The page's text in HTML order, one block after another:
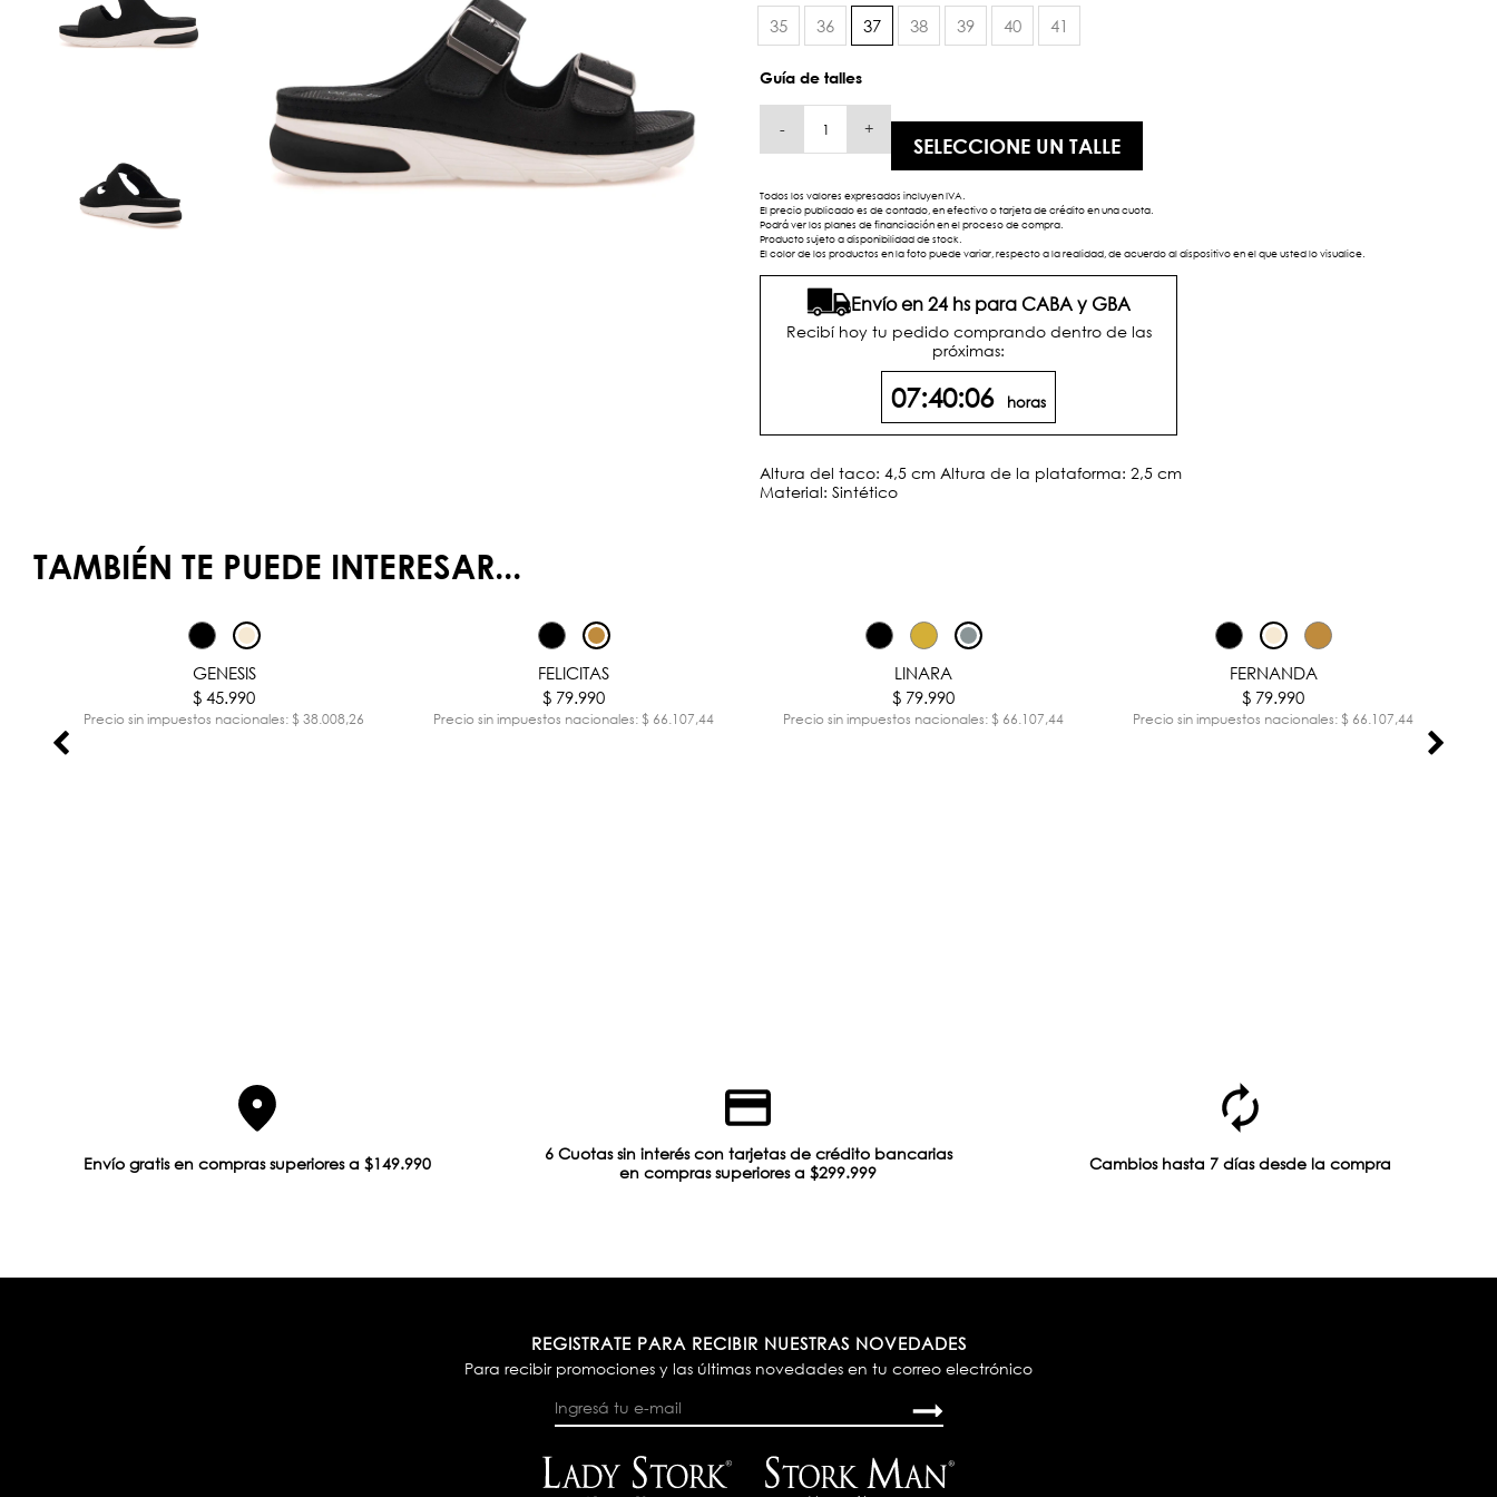
35 36 37 38 39 40 41
Guía de talles
- +
SELECCIONE UN TALLE
Todos los valores expresados incluyen IVA.
El precio publicado es de contado, en efectivo o tarjeta de crédito en una cuota.
Podrá ver los planes de financiación en el proceso de compra.
Producto sujeto a disponibilidad de stock.
El color de los productos en la foto puede variar, respecto a la realidad, de acuerdo al dispositivo en el que usted lo visualice.
Envío en 24 hs para CABA y GBA
Recibí hoy tu pedido comprando dentro de las
próximas:
07:40:06 horas
Altura del taco: 4,5 cm Altura de la plataforma: 2,5 cm
Material: Sintético
TAMBIÉN TE PUEDE INTERESAR...
GENESIS
$ 45.990
Precio sin impuestos nacionales: $ 38.008,26
FELICITAS
$ 79.990
Precio sin impuestos nacionales: $ 66.107,44
LINARA
$ 79.990
Precio sin impuestos nacionales: $ 66.107,44
FERNANDA
$ 79.990
Precio sin impuestos nacionales: $ 66.107,44
Envío gratis en compras superiores a $149.990
6 Cuotas sin interés con tarjetas de crédito bancarias
en compras superiores a $299.999
Cambios hasta 7 días desde la compra
REGISTRATE PARA RECIBIR NUESTRAS NOVEDADES
Para recibir promociones y las últimas novedades en tu correo electrónico